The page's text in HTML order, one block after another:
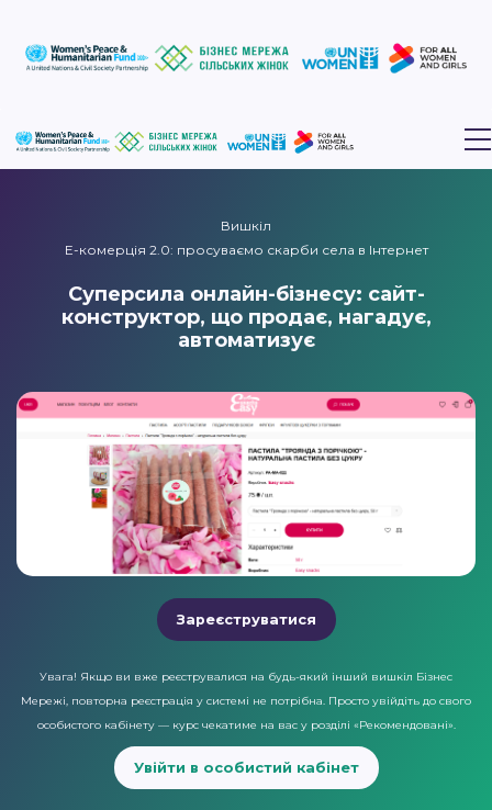
Вишкіл
Е-комерція 2.0: просуваємо скарби села в Інтернет
Суперсила онлайн-бізнесу: сайт-
конструктор, що продає, нагадує,
автоматизує
Зареєструватися
Увага! Якщо ви вже реєструвалися на будь-який інший вишкіл Бізнес
Мережі, повторна реєстрація у системі не потрібна. Просто увійдіть до свого
особистого кабінету — курс чекатиме на вас у розділі «Рекомендовані».
Увійти в особистий кабінет